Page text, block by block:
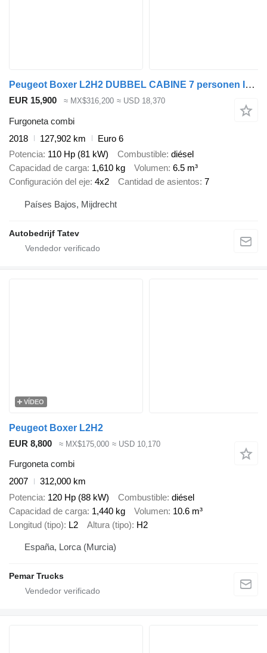
Peugeot Boxer L2H2 DUBBEL CABINE 7 personen IMPERIAAL
EUR 15,900 ≈ MX$316,200 ≈ USD 18,370
Furgoneta combi
2018
127,902 km
Euro 6
Potencia 110 Hp (81 kW) Combustible diésel
Capacidad de carga 1,610 kg Volumen 6.5 m³
Configuración del eje 4x2 Cantidad de asientos 7
Países Bajos, Mijdrecht
Autobedrijf Tatev
VÍDEO
Peugeot Boxer L2H2
EUR 8,800
≈ MX$175,000 ≈ USD 10,170
Furgoneta combi
2007
312,000 km
Potencia 120 Hp (88 kW) Combustible diésel
Capacidad de carga 1,440 kg Volumen 10.6 m³
Longitud (tipo) L2 Altura (tipo) H2
España, Lorca (Murcia)
Pemar Trucks